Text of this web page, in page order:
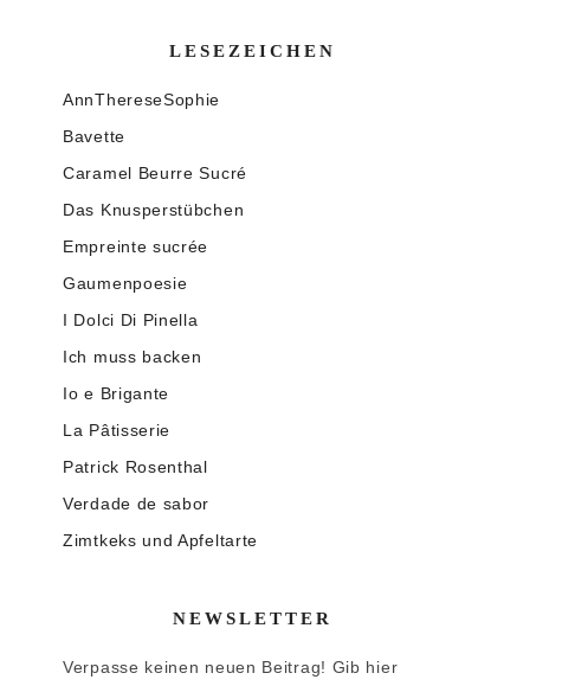
LESEZEICHEN
AnnThereseSophie
Bavette
Caramel Beurre Sucré
Das Knusperstübchen
Empreinte sucrée
Gaumenpoesie
I Dolci Di Pinella
Ich muss backen
Io e Brigante
La Pâtisserie
Patrick Rosenthal
Verdade de sabor
Zimtkeks und Apfeltarte
NEWSLETTER
Verpasse keinen neuen Beitrag! Gib hier